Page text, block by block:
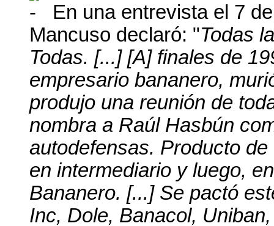
En una entrevista el 7
Mancuso declaró: "Todas
Todas. [...] [A] finales de
empresario bananero,
produjo una reunión de
nombra a Raúl Hasbún
autodefensas. Producto
en intermediario y luego,
Bananero. [...] Se pactó
Inc, Dole, Banacol,